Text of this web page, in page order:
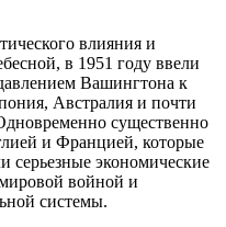
влияния и
в 1951 году ввели
Вашингтона к
Австралия и почти
существенно
и Францией, которые
серьезные экономические
войной и
системы.